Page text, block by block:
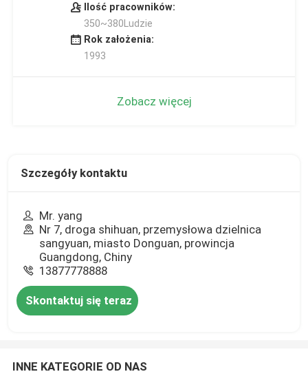
Ilość pracowników:
350~380Ludzie
Rok założenia:
1993
Zobacz więcej
Szczegóły kontaktu
Mr. yang
Nr 7, droga shihuan, przemysłowa dzielnica
sangyuan, miasto Donguan, prowincja
Guangdong, Chiny
13877778888
Skontaktuj się teraz
INNE KATEGORIE OD NAS